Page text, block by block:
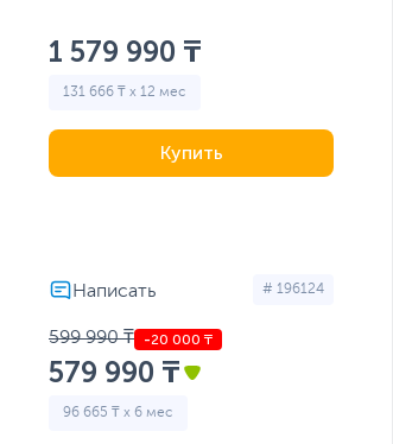
1 579 990 ₸
131 666 ₸ x 12 мес
Купить
# 196124
599 990 ₸
579 990 ₸
96 665 ₸ x 6 мес